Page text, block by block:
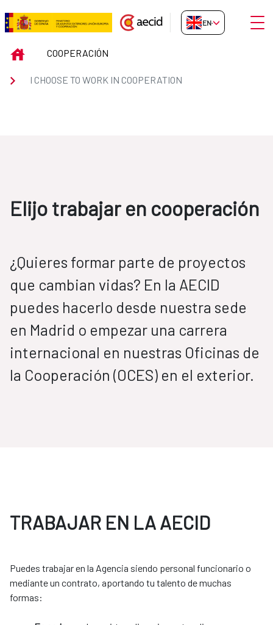
Skip to Main Content
ElijoCooperacion
EN-GB
INICIOCOOPERACIÓN
I CHOOSE TO WORK IN COOPERATION
Elijo trabajar en cooperación
¿Quieres formar parte de proyectos
que cambian vidas? En la AECID
puedes hacerlo desde nuestra sede
en Madrid o empezar una carrera
internacional en nuestras Oficinas de
la Cooperación (OCES) en el exterior.
TRABAJAR EN LA AECID
Puedes trabajar en la Agencia siendo personal funcionario o
mediante un contrato, aportando tu talento de muchas
formas: